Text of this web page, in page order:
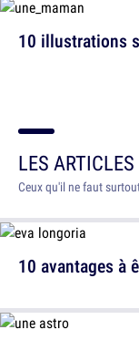
10 illustrations
LES ARTICLES
Ceux qu'il ne faut
10 avantages à